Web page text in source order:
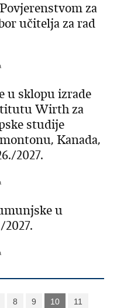
za
učitelja za rad
u sklopu izrade
Wirth za
studije
Kanada,
2027.
u
8 9 10
11